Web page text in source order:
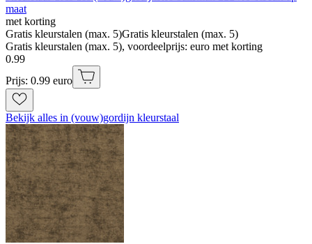
maat
met korting
Gratis kleurstalen (max. 5)Gratis kleurstalen (max. 5)
Gratis kleurstalen (max. 5), voordeelprijs: euro met korting
0.99
Prijs: 0.99 euro
Bekijk alles in (vouw)gordijn kleurstaal